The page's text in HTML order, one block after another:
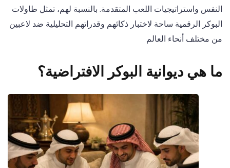
النفس واستراتيجيات اللعب المتقدمة. بالنسبة لهم، تمثل طاولات
البوكر الرقمية ساحة لاختبار ذكائهم وقدراتهم التحليلية ضد لاعبين
من مختلف أنحاء العالم
ما هي ديوانية البوكر الافتراضية؟